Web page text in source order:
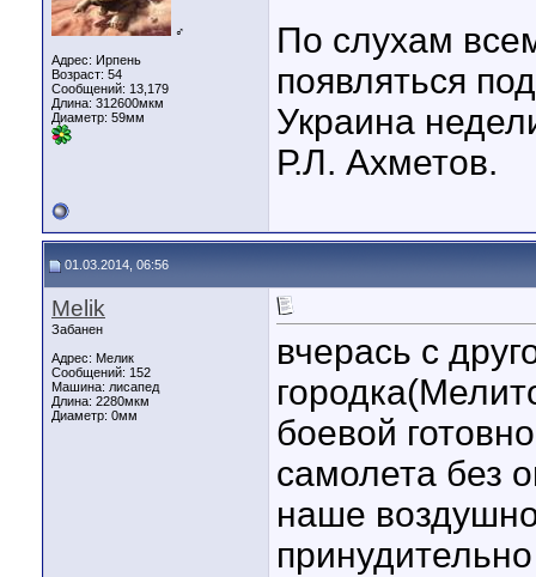
♂
Адрес: Ирпень
Возраст: 54
Сообщений: 13,179
Длина: 312600мкм
Диаметр: 59мм
По слухам
появляться
Украина
Р.Л. Ахметов.
01.03.2014, 06:56
Melik
Забанен
Адрес: Мелик
Сообщений: 152
Машина: лисапед
Длина: 2280мкм
Диаметр: 0мм
вчерась с
боевой
самолета без
наше